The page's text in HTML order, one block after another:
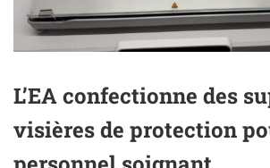
L’EA confectionne des
visières de protection